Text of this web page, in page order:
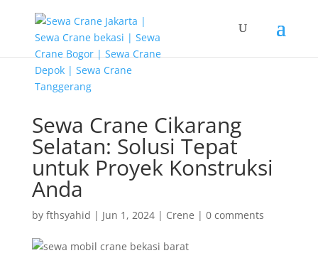
Sewa Crane Cikarang
Selatan: Solusi Tepat
untuk Proyek Konstruksi
Anda
by fthsyahid | Jun 1, 2024| Crene | 0 comments